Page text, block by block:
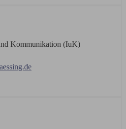
Kommunikation (IuK)